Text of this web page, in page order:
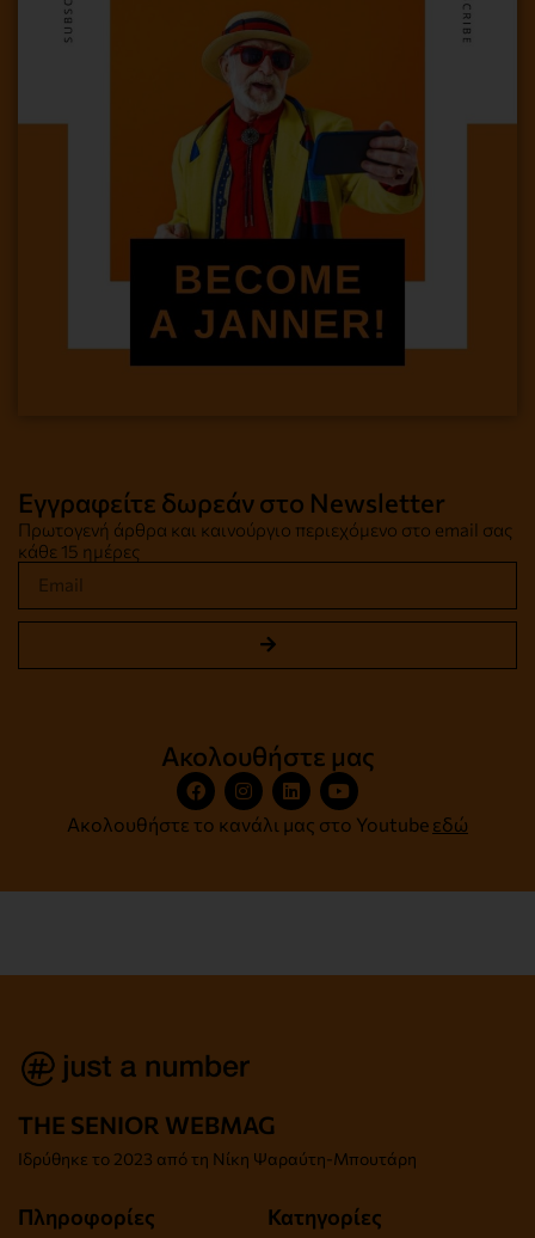
Εγγραφείτε δωρεάν στο Newsletter
Πρωτογενή άρθρα και καινούργιο περιεχόμενο στο email σας
κάθε 15 ημέρες
Ακολουθήστε μας
Ακολουθήστε το κανάλι μας στο Youtube εδώ
THE SENIOR WEBMAG
Iδρύθηκε το 2023 από τη Νίκη Ψαραύτη-Μπουτάρη
Πληροφορίες Κατηγορίες